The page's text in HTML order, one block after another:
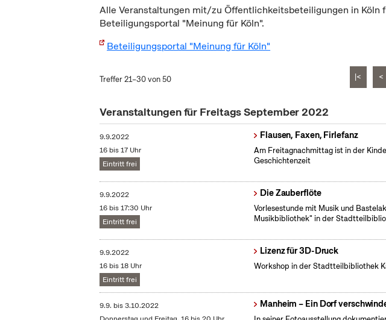
Alle Veranstaltungen mit/zu Öffentlichkeitsbeteiligungen in Köln
Beteiligungsportal "Meinung für Köln".
Beteiligungsportal "Meinung für Köln"
Treffer 21–30 von 50 |< <
Veranstaltungen für Freitags September 2022
9.9.2022
16 bis 17 Uhr
Eintritt frei
Flausen, Faxen, Firlefanz
Am Freitagnachmittag ist in der
Geschichtenzeit
9.9.2022
16 bis 17:30 Uhr
Eintritt frei
Die Zauberflöte
Vorlesestunde mit Musik und
Musikbibliothek" in der
9.9.2022
16 bis 18 Uhr
Eintritt frei
Lizenz für 3D-Druck
Workshop in der Stadtteilbibliothek
9.9. bis3.10.2022
Manheim – Ein Dorf